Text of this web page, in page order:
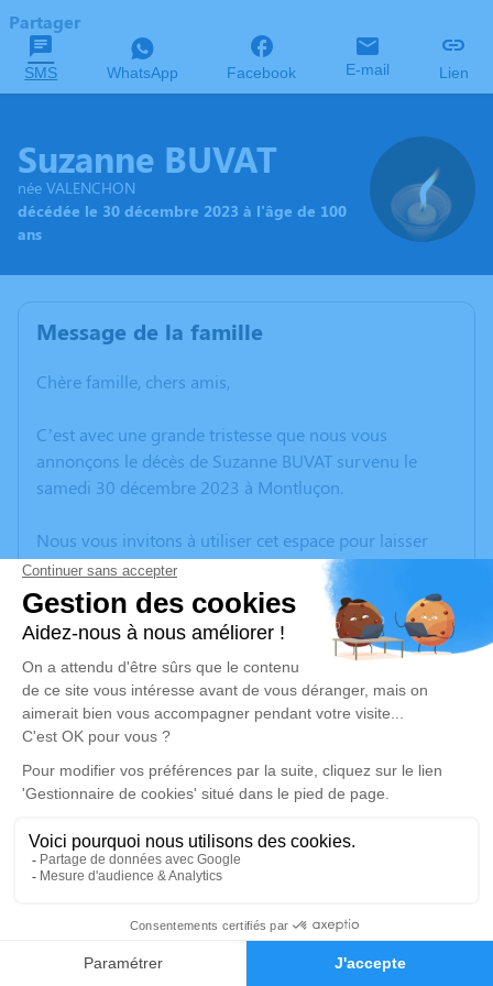
Faire-part Hommages
Partager
SMS WhatsApp Facebook E-mail Lien
Suzanne BUVAT
née VALENCHON
décédée le 30 décembre 2023 à l'âge de 100
ans
Message de la famille
Chère famille, chers amis,
C’est avec une grande tristesse que nous vous
annonçons le décès de Suzanne BUVAT survenu le
samedi 30 décembre 2023 à Montluçon.
Nous vous invitons à utiliser cet espace pour laisser
vos condoléances, partager des photos souvenirs, une
anecdote ou exprimer vos pensées à travers des
poèmes ou des textes. Cet endroit est un lieu
d'expression dédié à honorer la mémoire de Suzanne
BUVAT.
Un service de plantation d’arbre hommage est
disponible ici.
Je rends hommage
Cérémonie religieuse
Église Sainte Marie de Marcillat-en-
Combraille